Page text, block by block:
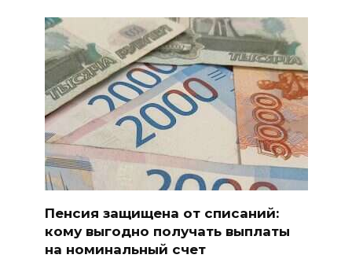
Пенсия защищена от списаний:
кому выгодно получать выплаты
на номинальный счет